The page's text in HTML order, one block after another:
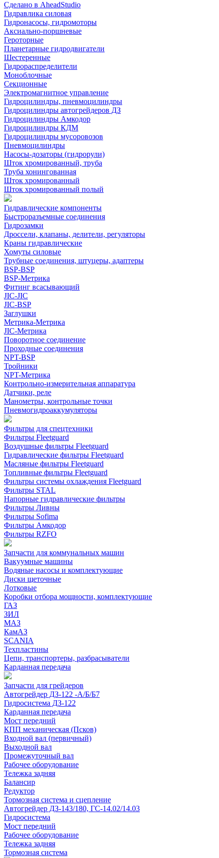
Сделано в AheadStudio
Гидравлика силовая
Гидронасосы, гидромоторы
Аксиально-поршневые
Героторные
Планетарные гидродвигатели
Шестеренные
Гидрораспределители
Моноблочные
Секционные
Электромагнитное управление
Гидроцилиндры, пневмоцилиндры
Гидроцилиндры автогрейдеров ДЗ
Гидроцилиндры Амкодор
Гидроцилиндры КДМ
Гидроцилиндры мусоровозов
Пневмоцилиндры
Насосы-дозаторы (гидрорули)
Шток хромированный, труба
Труба хонингованная
Шток хромированный
Шток хромированный полый
Гидравлические компоненты
Быстроразъемные соединения
Гидрозамки
Дроссели, клапаны, делители, регуляторы
Краны гидравлические
Хомуты силовые
Трубные соединения, штуцеры, адаптеры
BSP-BSP
BSP-Метрика
Фитинг всасывающий
JIC-JIC
JIC-BSP
Заглушки
Метрика-Метрика
JIC-Метрика
Поворотное соединение
Проходные соединения
NPT-BSP
Тройники
NPT-Метрика
Контрольно-измерительная аппаратура
Датчики, реле
Манометры, контрольные точки
Пневмогидроаккумуляторы
Фильтры для спецтехники
Фильтры Fleetguard
Воздушные фильтры Fleetguard
Гидравлические фильтры Fleetguard
Масляные фильтры Fleetguard
Топливные фильтры Fleetguard
Фильтры системы охлаждения Fleetguard
Фильтры STAL
Напорные гидравлические фильтры
Фильтры Ливны
Фильтры Sofima
Фильтры Амкодор
Фильтры RZFO
Запчасти для коммунальных машин
Вакуумные машины
Водяные насосы и комплектующие
Диски щеточные
Лотковые
Коробки отбора мощности, комплектующие
ГАЗ
ЗИЛ
МАЗ
КамАЗ
SCANIA
Техпластины
Цепи, транспортеры, разбрасыватели
Карданная передача
Запчасти для грейдеров
Автогрейдер ДЗ-122 -А/Б/Б7
Гидросистема ДЗ-122
Карданная передача
Мост передний
КПП механическая (Псков)
Входной вал (первичный)
Выходной вал
Промежуточный вал
Рабочее оборудование
Тележка задняя
Балансир
Редуктор
Тормозная система и сцепление
Автогрейдер ДЗ-143/180, ГС-14.02/14.03
Гидросистема
Мост передний
Рабочее оборудование
Тележка задняя
Тормозная система